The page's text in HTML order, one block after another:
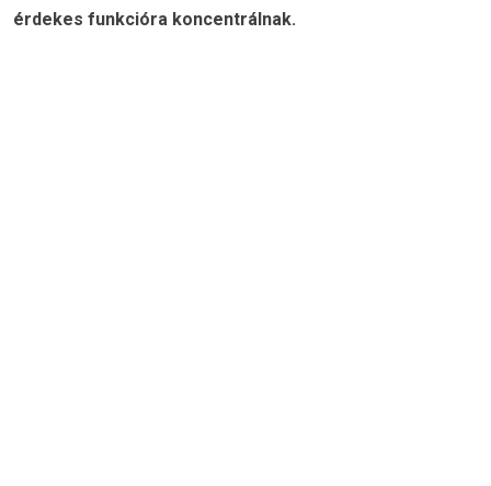
érdekes funkcióra koncentrálnak.